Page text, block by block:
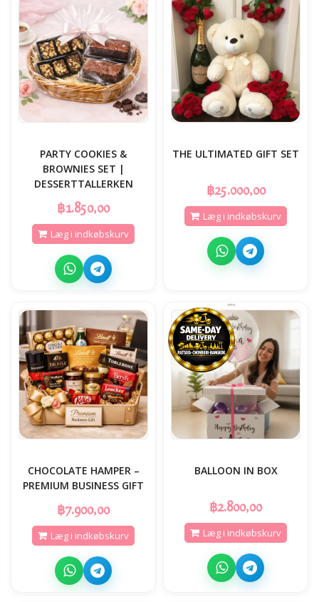
PARTY COOKIES &
BROWNIES SET |
DESSERTTALLERKEN
฿1.850,00
Læg i indkøbskurv
THE ULTIMATED GIFT SET
฿25.000,00
Læg i indkøbskurv
CHOCOLATE HAMPER –
PREMIUM BUSINESS GIFT
฿7.900,00
Læg i indkøbskurv
BALLOON IN BOX
฿2.800,00
Læg i indkøbskurv